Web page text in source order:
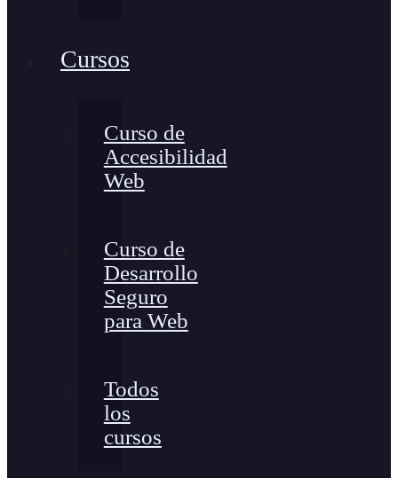
Cursos
Curso de
Accesibilidad
Web
Curso de
Desarrollo
Seguro
para Web
Todos
los
cursos